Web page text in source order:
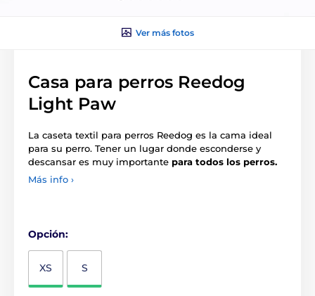
Ver más fotos
Casa para perros Reedog
Light Paw
La caseta textil para perros Reedog es la cama ideal
para su perro. Tener un lugar donde esconderse y
descansar es muy importante para todos los perros.
Más info ›
Opción:
XS S